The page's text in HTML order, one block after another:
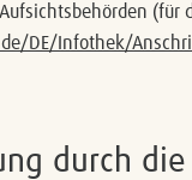
DE/Infothek/
durch